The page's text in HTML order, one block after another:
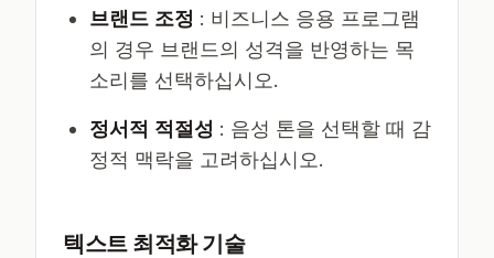
브랜드 조정 : 비즈니스 응용 프로그램
의 경우 브랜드의 성격을 반영하는 목
소리를 선택하십시오.
정서적 적절성 : 음성 톤을 선택할 때 감
정적 맥락을 고려하십시오.
텍스트 최적화 기술